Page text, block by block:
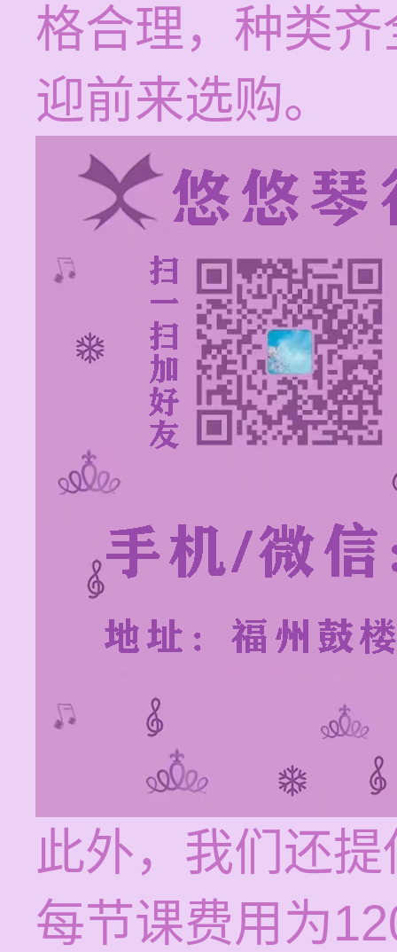
格合理，种类
迎前来选购。
此外，我们还
每节课费用为